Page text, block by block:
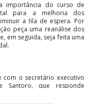
importância do curso de
para a melhoria dos
a fila de espera. Por
peça uma reanálise dos
em seguida, seja feita uma
com o secretário executivo
Santoro, que responde
devolução dos recursos